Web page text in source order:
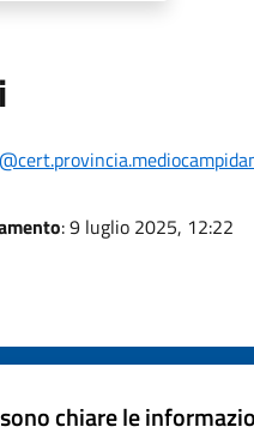
: 9 luglio 2025, 12:22
chiare le